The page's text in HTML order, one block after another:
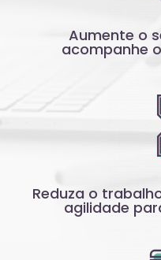
Aumente o
acompanhe
Reduza o
agilidade